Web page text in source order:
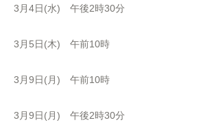
3月4日(水) 午後2時30分
3月5日(木) 午前10時
3月9日(月) 午前10時
3月9日(月) 午後2時30分